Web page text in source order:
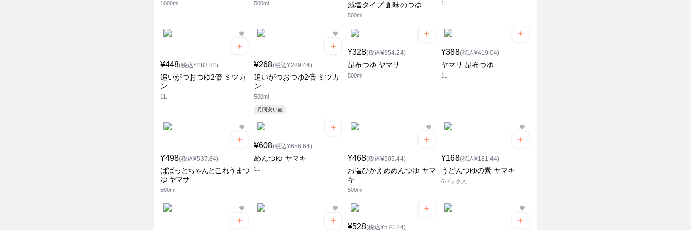
1000ml 500ml 減塩タイプ 創味のつゆ
500ml
1L
¥448(税込¥483.84)
追いがつおつゆ2倍 ミツカ
ン
1L
¥268(税込¥289.44)
追いがつおつゆ2倍 ミツカ
ン
500ml
月間安い値
¥328(税込¥354.24)
昆布つゆ ヤマサ
500ml
¥388(税込¥419.04)
ヤマサ 昆布つゆ
1L
¥498(税込¥537.84)
ぱぱっとちゃんとこれうまつ
ゆ ヤマサ
500ml
¥608(税込¥656.64)
めんつゆ ヤマキ
1L
¥468(税込¥505.44)
お塩ひかえめめんつゆ ヤマ
キ
500ml
¥168(税込¥181.44)
うどんつゆの素 ヤマキ
6パック入
¥528(税込¥570.24)